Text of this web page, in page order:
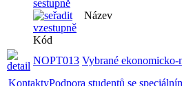
Kód
NOPT013
Vybrané ekonomicko-
modely